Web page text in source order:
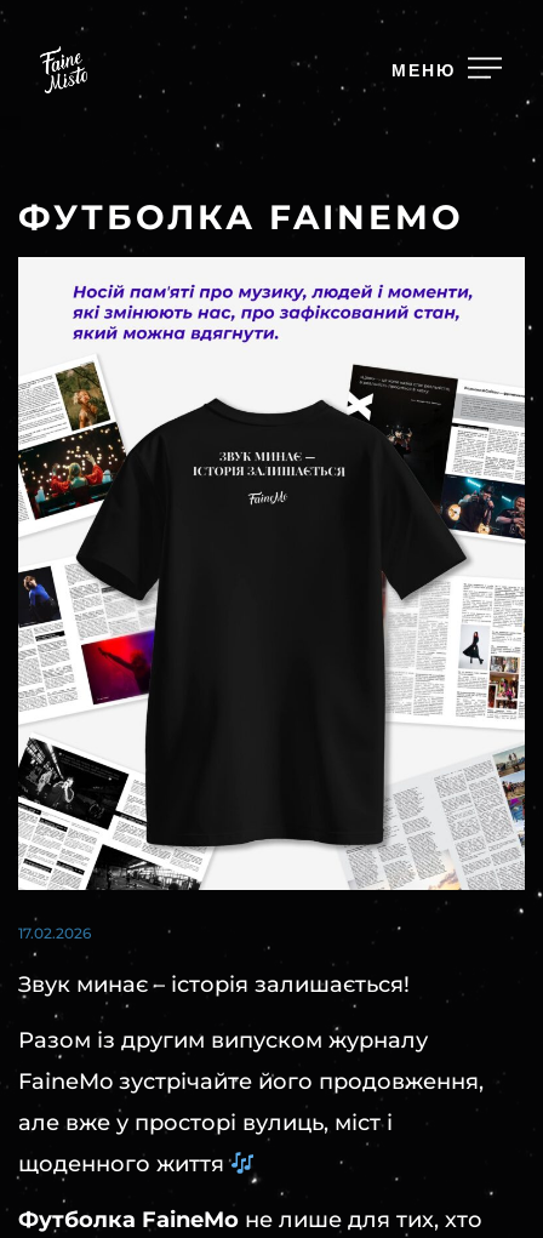
МЕНЮ
ФУТБОЛКА FAINEMO
17.02.2026
Звук минає – історія залишається!
Разом із другим випуском журналу
FaineMo зустрічайте його продовження,
але вже у просторі вулиць, міст і
щоденного життя
Футболка FaineMo не лише для тих, хто